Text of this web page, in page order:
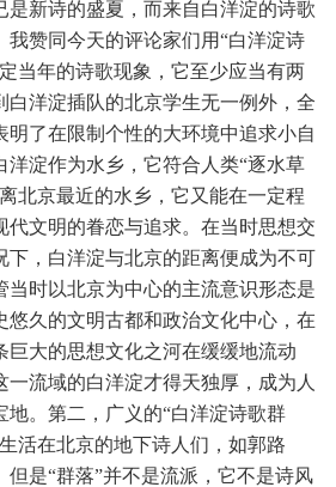
新诗的盛夏，而来自白洋淀的诗歌
我赞同今天的评论家们用“白洋淀诗
当年的诗歌现象，它至少应当有两
白洋淀插队的北京学生无一例外，全
明了在限制个性的大环境中追求小自
淀作为水乡，它符合人类“逐水草
北京最近的水乡，它又能在一定程
文明的眷恋与追求。在当时思想交
下，白洋淀与北京的距离便成为不可
当时以北京为中心的主流意识形态是
悠久的文明古都和政治文化中心，在
巨大的思想文化之河在缓缓地流动
流域的白洋淀才得天独厚，成为人
。第二，广义的“白洋淀诗歌群
活在北京的地下诗人们，如郭路
但是“群落”并不是流派，它不是诗风